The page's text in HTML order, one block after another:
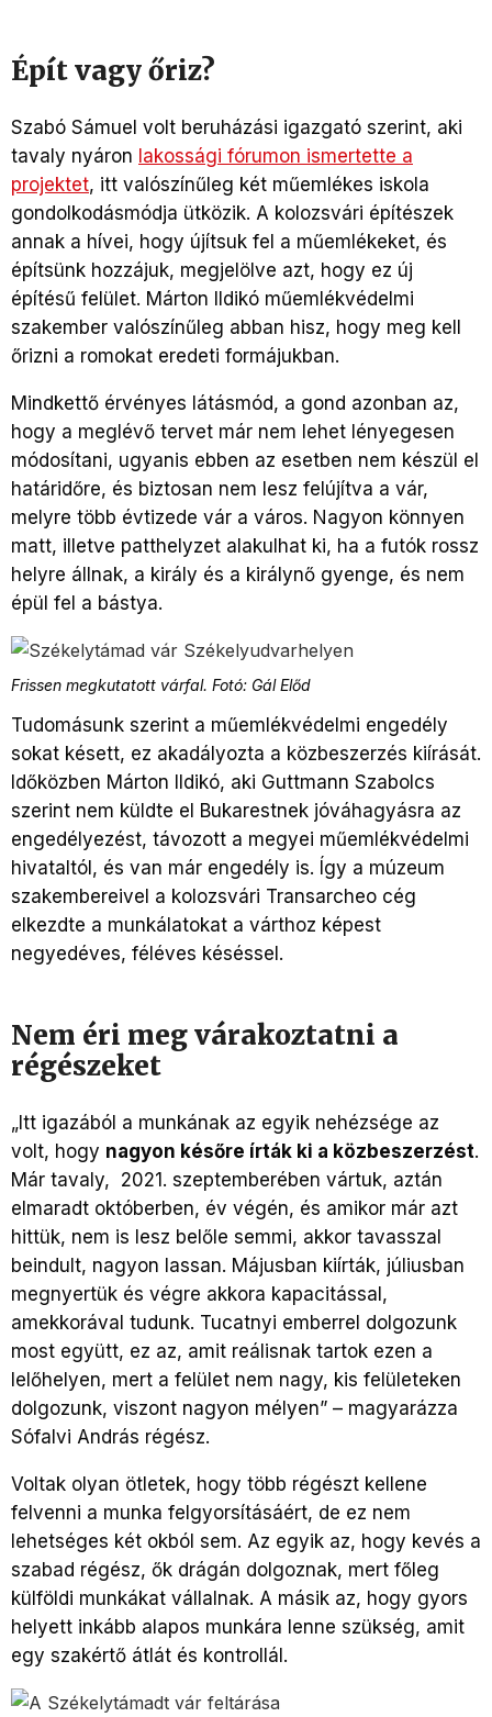
Épít vagy őriz?
Szabó Sámuel volt beruházási igazgató szerint, aki
tavaly nyáron lakossági fórumon ismertette a
projektet, itt valószínűleg két műemlékes iskola
gondolkodásmódja ütközik. A kolozsvári építészek
annak a hívei, hogy újítsuk fel a műemlékeket, és
építsünk hozzájuk, megjelölve azt, hogy ez új
építésű felület. Márton Ildikó műemlékvédelmi
szakember valószínűleg abban hisz, hogy meg kell
őrizni a romokat eredeti formájukban.
Mindkettő érvényes látásmód, a gond azonban az,
hogy a meglévő tervet már nem lehet lényegesen
módosítani, ugyanis ebben az esetben nem készül el
határidőre, és biztosan nem lesz felújítva a vár,
melyre több évtizede vár a város. Nagyon könnyen
matt, illetve patthelyzet alakulhat ki, ha a futók rossz
helyre állnak, a király és a királynő gyenge, és nem
épül fel a bástya.
Frissen megkutatott várfal. Fotó: Gál Előd
Tudomásunk szerint a műemlékvédelmi engedély
sokat késett, ez akadályozta a közbeszerzés kiírását.
Időközben Márton Ildikó, aki Guttmann Szabolcs
szerint nem küldte el Bukarestnek jóváhagyásra az
engedélyezést, távozott a megyei műemlékvédelmi
hivataltól, és van már engedély is. Így a múzeum
szakembereivel a kolozsvári Transarcheo cég
elkezdte a munkálatokat a várthoz képest
negyedéves, féléves késéssel.
Nem éri meg várakoztatni a
régészeket
„Itt igazából a munkának az egyik nehézsége az
volt, hogy nagyon későre írták ki a közbeszerzést.
Már tavaly, 2021. szeptemberében vártuk, aztán
elmaradt októberben, év végén, és amikor már azt
hittük, nem is lesz belőle semmi, akkor tavasszal
beindult, nagyon lassan. Májusban kiírták, júliusban
megnyertük és végre akkora kapacitással,
amekkorával tudunk. Tucatnyi emberrel dolgozunk
most együtt, ez az, amit reálisnak tartok ezen a
lelőhelyen, mert a felület nem nagy, kis felületeken
dolgozunk, viszont nagyon mélyen” – magyarázza
Sófalvi András régész.
Voltak olyan ötletek, hogy több régészt kellene
felvenni a munka felgyorsításáért, de ez nem
lehetséges két okból sem. Az egyik az, hogy kevés a
szabad régész, ők drágán dolgoznak, mert főleg
külföldi munkákat vállalnak. A másik az, hogy gyors
helyett inkább alapos munkára lenne szükség, amit
egy szakértő átlát és kontrollál.